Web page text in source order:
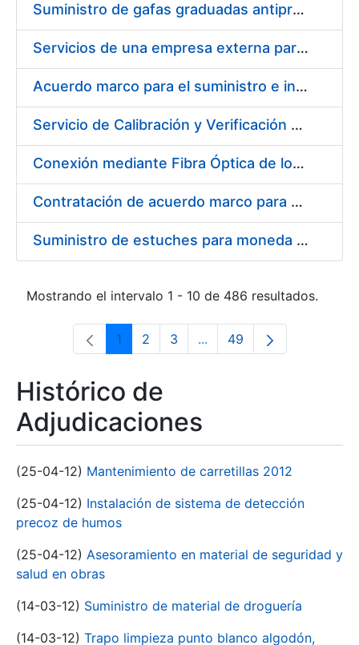
Suministro de gafas graduadas antiproyecciones para los trabajadores de la FNMT-RCM en los centros de trabajo de Madrid y Burgos
Servicios de una empresa externa para el asesoramiento y resolución de los recursos de alzada que se presentan relacionados con procesos de selección para la FNMT-RCM
Acuerdo marco para el suministro e instalación de persianas, estores y otros complementos
Servicio de Calibración y Verificación Externa de los Equipos de Medición del Servicio de Prevención de la FNMT-RCM
Conexión mediante Fibra Óptica de los Centros de Proceso de Datos (CPDs) de las sedes de la FNMT-RCM de Burgos y Madrid
Contratación de acuerdo marco para el Suministro de Material de Electricidad para la Fábrica Nacional de Moneda y Timbre-Real Casa de la Moneda en su centro de trabajo de Burgos
Suministro de estuches para moneda de 30 €
Mostrando el intervalo 1 - 10 de 486 resultados.
Página
1 Página
2 Página
3 ...Páginas intermedias Use
Página
49
Histórico de
Adjudicaciones
(25-04-12) Mantenimiento de carretillas 2012
(25-04-12) Instalación de sistema de detección
precoz de humos
(25-04-12) Asesoramiento en material de seguridad y
salud en obras
(14-03-12) Suministro de material de droguería
(14-03-12) Trapo limpieza punto blanco algodón,